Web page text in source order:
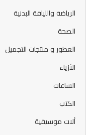
الرياضة واللياقة البدنية
الصحة
العطور و منتجات التجميل
الأزياء
الساعات
الكتب
ألات موسيقية